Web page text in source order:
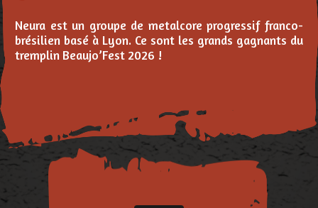
Neura est un groupe de metalcore progressif franco-
brésilien basé à Lyon. Ce sont les grands gagnants du
tremplin Beaujo’Fest 2026 !